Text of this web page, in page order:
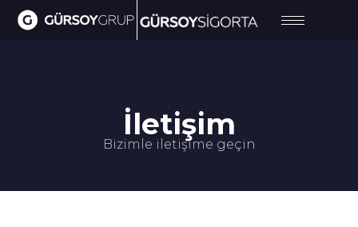
İletişim
Bizimle iletişime geçin